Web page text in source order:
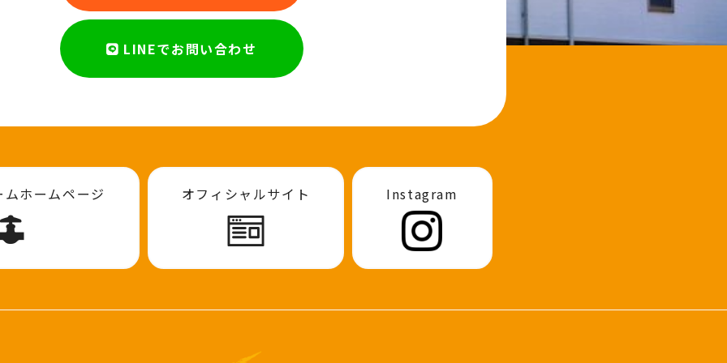
LINEでお問い合わせ
ホームページ オフィシャルサイト Instagram